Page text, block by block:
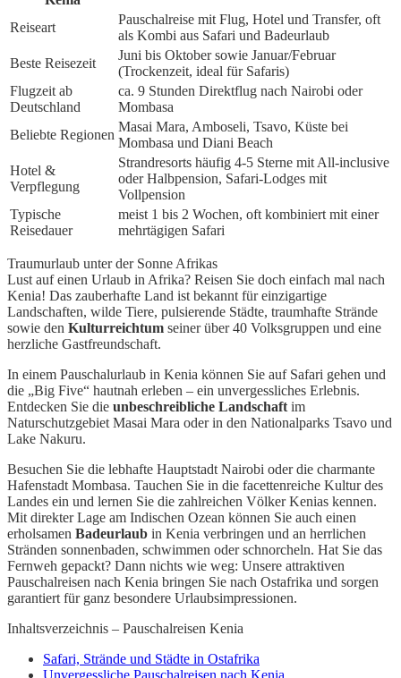
Reiseart
Pauschalreise mit Flug, Hotel und Transfer, oft
als Kombi aus Safari und Badeurlaub
Beste Reisezeit
Juni bis Oktober sowie Januar/Februar
(Trockenzeit, ideal für Safaris)
Flugzeit ab
Deutschland
ca. 9 Stunden Direktflug nach Nairobi oder
Mombasa
Beliebte Regionen
Masai Mara, Amboseli, Tsavo, Küste bei
Mombasa und Diani Beach
Hotel &
Verpflegung
Strandresorts häufig 4-5 Sterne mit All-inclusive
oder Halbpension, Safari-Lodges mit
Vollpension
Typische
Reisedauer
meist 1 bis 2 Wochen, oft kombiniert mit einer
mehrtägigen Safari
Traumurlaub unter der Sonne Afrikas
Lust auf einen Urlaub in Afrika? Reisen Sie doch einfach mal nach
Kenia! Das zauberhafte Land ist bekannt für einzigartige
Landschaften, wilde Tiere, pulsierende Städte, traumhafte Strände
sowie den Kulturreichtum seiner über 40 Volksgruppen und eine
herzliche Gastfreundschaft.
In einem Pauschalurlaub in Kenia können Sie auf Safari gehen und
die „Big Five“ hautnah erleben – ein unvergessliches Erlebnis.
Entdecken Sie die unbeschreibliche Landschaft im
Naturschutzgebiet Masai Mara oder in den Nationalparks Tsavo und
Lake Nakuru.
Besuchen Sie die lebhafte Hauptstadt Nairobi oder die charmante
Hafenstadt Mombasa. Tauchen Sie in die facettenreiche Kultur des
Landes ein und lernen Sie die zahlreichen Völker Kenias kennen.
Mit direkter Lage am Indischen Ozean können Sie auch einen
erholsamen Badeurlaub in Kenia verbringen und an herrlichen
Stränden sonnenbaden, schwimmen oder schnorcheln. Hat Sie das
Fernweh gepackt? Dann nichts wie weg: Unsere attraktiven
Pauschalreisen nach Kenia bringen Sie nach Ostafrika und sorgen
garantiert für ganz besondere Urlaubsimpressionen.
Inhaltsverzeichnis – Pauschalreisen Kenia
Safari, Strände und Städte in Ostafrika
Unvergessliche Pauschalreisen nach Kenia